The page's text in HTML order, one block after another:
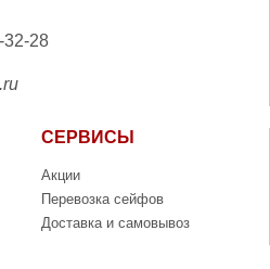
32-28
СЕРВИСЫ
Акции
Перевозка сейфов
Доставка и самовывоз